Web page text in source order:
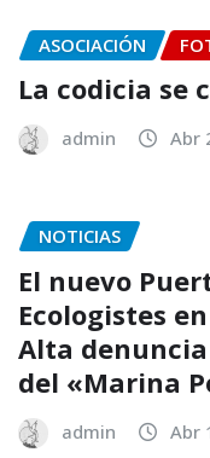
ASOCIACIÓN
La codicia se
admin Abr
NOTICIAS
El nuevo
Ecologistes
Alta
del «Marina
admin Abr